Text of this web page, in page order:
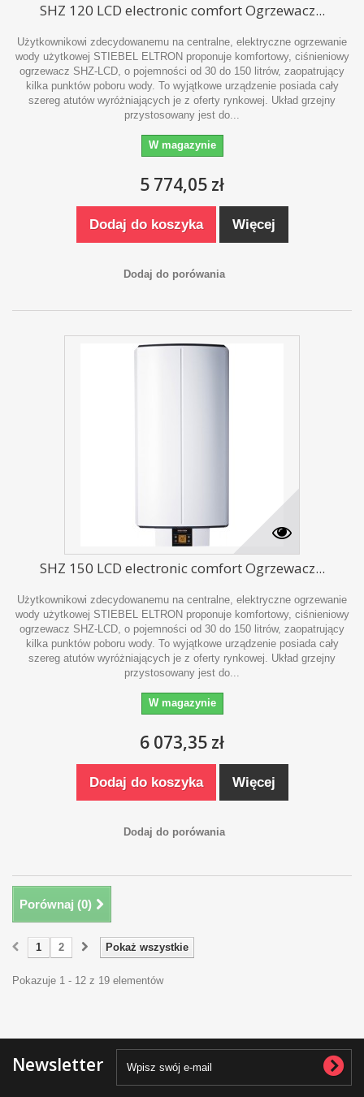
SHZ 120 LCD electronic comfort Ogrzewacz...
Użytkownikowi zdecydowanemu na centralne, elektryczne ogrzewanie
wody użytkowej STIEBEL ELTRON proponuje komfortowy, ciśnieniowy
ogrzewacz SHZ-LCD, o pojemności od 30 do 150 litrów, zaopatrujący
kilka punktów poboru wody. To wyjątkowe urządzenie posiada cały
szereg atutów wyróżniających je z oferty rynkowej. Układ grzejny
przystosowany jest do...
W magazynie
5 774,05 zł
Dodaj do koszyka Więcej
Dodaj do porówania
SHZ 150 LCD electronic comfort Ogrzewacz...
Użytkownikowi zdecydowanemu na centralne, elektryczne ogrzewanie
wody użytkowej STIEBEL ELTRON proponuje komfortowy, ciśnieniowy
ogrzewacz SHZ-LCD, o pojemności od 30 do 150 litrów, zaopatrujący
kilka punktów poboru wody. To wyjątkowe urządzenie posiada cały
szereg atutów wyróżniających je z oferty rynkowej. Układ grzejny
przystosowany jest do...
W magazynie
6 073,35 zł
Dodaj do koszyka Więcej
Dodaj do porówania
Porównaj (0)
Pokaż wszystkie
1 2
Pokazuje 1 - 12 z 19 elementów
Newsletter